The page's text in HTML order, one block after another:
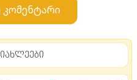
კომენტარი